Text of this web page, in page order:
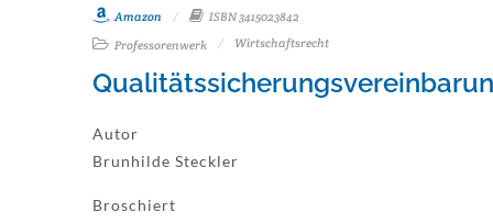
Amazon
ISBN 3415023842
Professorenwerk
Wirtschaftsrecht
Autor
Brunhilde Steckler
Broschiert